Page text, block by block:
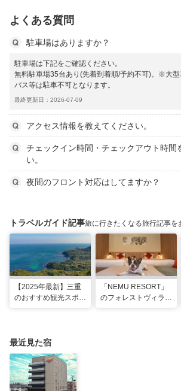
よくある質問
駐車場はありますか？
駐車場は下記をご確認ください。
無料駐車場35台あり(先着到着順/予約不可)。※大
バス等は駐車不可となります。
最終更新日：2026-07-09
アクセス情報を教えてください。
チェックイン時間・チェックアウト時間
い。
夜間のフロント対応はしてますか？
トラベルガイド記事旅に行きたくなる旅行記事を
【2025年最新】三重
のおすすめ観光スポッ
まで
「NEMU RESORT」
のフォレストヴィラ
最近見た宿